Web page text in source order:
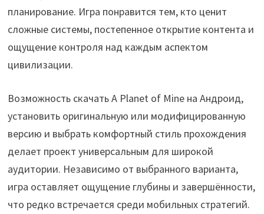
планирование. Игра понравится тем, кто ценит
сложные системы, постепенное открытие контента и
ощущение контроля над каждым аспектом
цивилизации.
Возможность скачать A Planet of Mine на Андроид,
установить оригинальную или модифицированную
версию и выбрать комфортный стиль прохождения
делает проект универсальным для широкой
аудитории. Независимо от выбранного варианта,
игра оставляет ощущение глубины и завершённости,
что редко встречается среди мобильных стратегий.